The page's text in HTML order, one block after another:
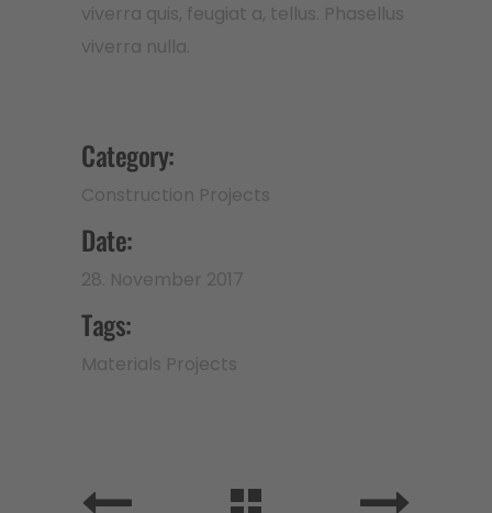
viverra quis, feugiat a, tellus. Phasellus
viverra nulla.
Category:
Construction Projects
Date:
28. November 2017
Tags:
Materials Projects